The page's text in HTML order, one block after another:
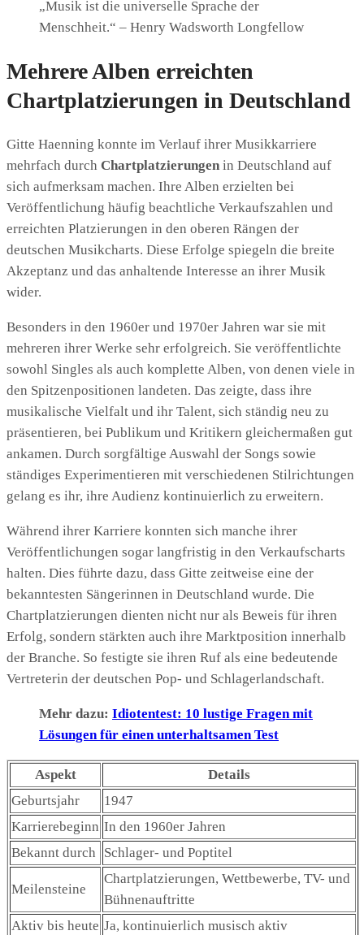
„Musik ist die universelle Sprache der
Menschheit.“ – Henry Wadsworth Longfellow
Mehrere Alben erreichten
Chartplatzierungen in Deutschland
Gitte Haenning konnte im Verlauf ihrer Musikkarriere
mehrfach durch Chartplatzierungen in Deutschland auf
sich aufmerksam machen. Ihre Alben erzielten bei
Veröffentlichung häufig beachtliche Verkaufszahlen und
erreichten Platzierungen in den oberen Rängen der
deutschen Musikcharts. Diese Erfolge spiegeln die breite
Akzeptanz und das anhaltende Interesse an ihrer Musik
wider.
Besonders in den 1960er und 1970er Jahren war sie mit
mehreren ihrer Werke sehr erfolgreich. Sie veröffentlichte
sowohl Singles als auch komplette Alben, von denen viele in
den Spitzenpositionen landeten. Das zeigte, dass ihre
musikalische Vielfalt und ihr Talent, sich ständig neu zu
präsentieren, bei Publikum und Kritikern gleichermaßen gut
ankamen. Durch sorgfältige Auswahl der Songs sowie
ständiges Experimentieren mit verschiedenen Stilrichtungen
gelang es ihr, ihre Audienz kontinuierlich zu erweitern.
Während ihrer Karriere konnten sich manche ihrer
Veröffentlichungen sogar langfristig in den Verkaufscharts
halten. Dies führte dazu, dass Gitte zeitweise eine der
bekanntesten Sängerinnen in Deutschland wurde. Die
Chartplatzierungen dienten nicht nur als Beweis für ihren
Erfolg, sondern stärkten auch ihre Marktposition innerhalb
der Branche. So festigte sie ihren Ruf als eine bedeutende
Vertreterin der deutschen Pop- und Schlagerlandschaft.
Mehr dazu: Idiotentest: 10 lustige Fragen mit
Lösungen für einen unterhaltsamen Test
Aspekt
Details
Geburtsjahr
1947
Karrierebeginn In den 1960er Jahren
Bekannt durch
Schlager- und Poptitel
Meilensteine
Chartplatzierungen, Wettbewerbe, TV- und
Bühnenauftritte
Aktiv bis heute Ja, kontinuierlich musisch aktiv